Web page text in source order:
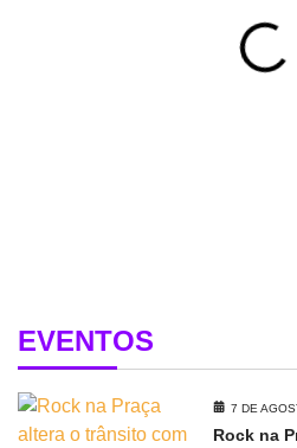
EVENTOS
7 DE
Rock na